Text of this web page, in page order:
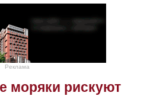
Реклама
моряки рискуют